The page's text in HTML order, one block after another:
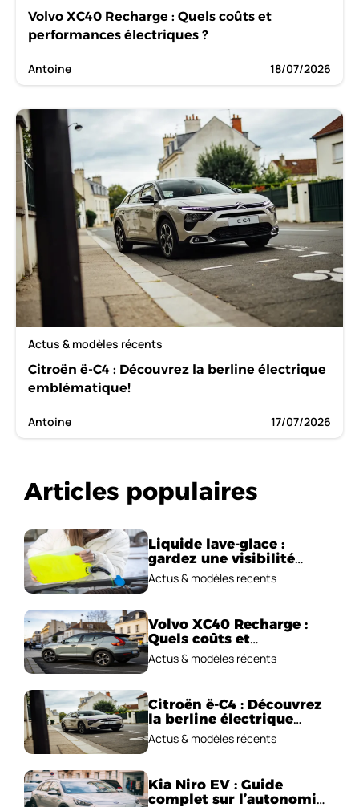
Volvo XC40 Recharge : Quels coûts et
performances électriques ?
Antoine 18/07/2026
Actus & modèles récents
Citroën ë-C4 : Découvrez la berline électrique
emblématique!
Antoine 17/07/2026
Articles populaires
Liquide lave-glace :
gardez une visibilité
parfaite en voiture
Actus & modèles récents
Volvo XC40 Recharge :
Quels coûts et
performances
électriques ?
Actus & modèles récents
Citroën ë-C4 : Découvrez
la berline électrique
emblématique!
Actus & modèles récents
Kia Niro EV : Guide
complet sur l’autonomie